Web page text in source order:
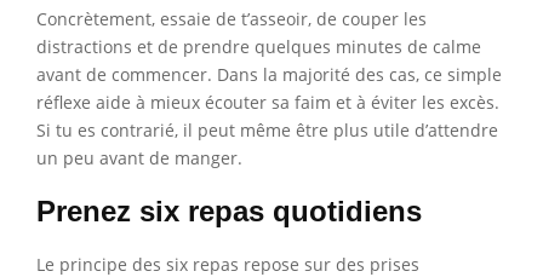
Concrètement, essaie de t’asseoir, de couper les
distractions et de prendre quelques minutes de calme
avant de commencer. Dans la majorité des cas, ce simple
réflexe aide à mieux écouter sa faim et à éviter les excès.
Si tu es contrarié, il peut même être plus utile d’attendre
un peu avant de manger.
Prenez six repas quotidiens
Le principe des six repas repose sur des prises